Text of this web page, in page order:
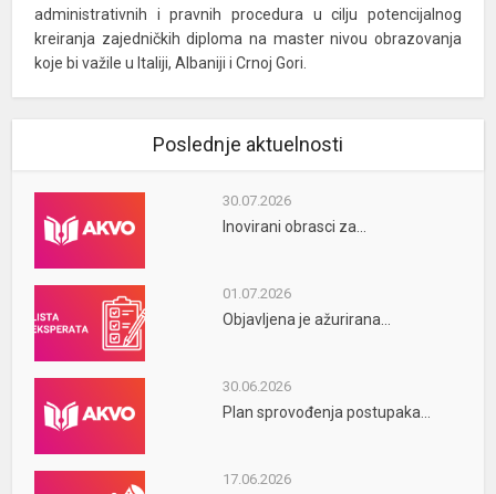
administrativnih i pravnih procedura u cilju potencijalnog
kreiranja zajedničkih diploma na master nivou obrazovanja
koje bi važile u Italiji, Albaniji i Crnoj Gori.
Poslednje aktuelnosti
30.07.2026
Inovirani obrasci za...
01.07.2026
Objavljena je ažurirana...
30.06.2026
Plan sprovođenja postupaka...
17.06.2026